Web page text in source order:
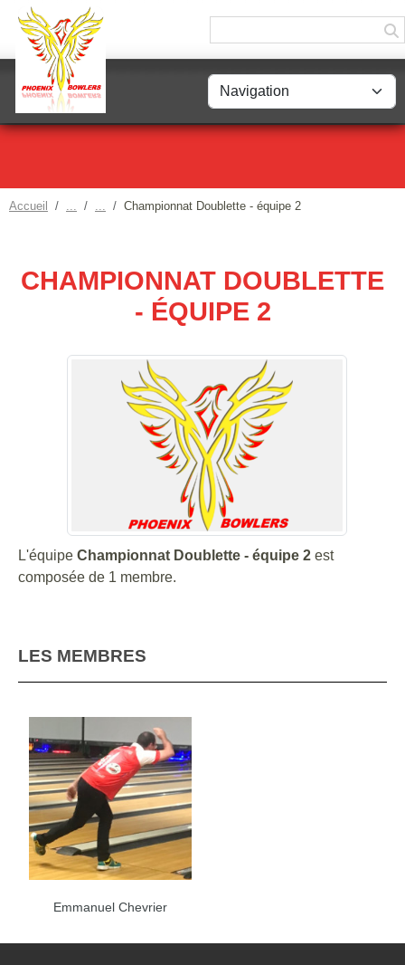
Accueil Championnat Doublette - équipe 2
CHAMPIONNAT DOUBLETTE
- ÉQUIPE 2
L'équipe Championnat Doublette - équipe 2 est
composée de 1 membre.
LES MEMBRES
Emmanuel Chevrier
Panneau de gestion des cookies